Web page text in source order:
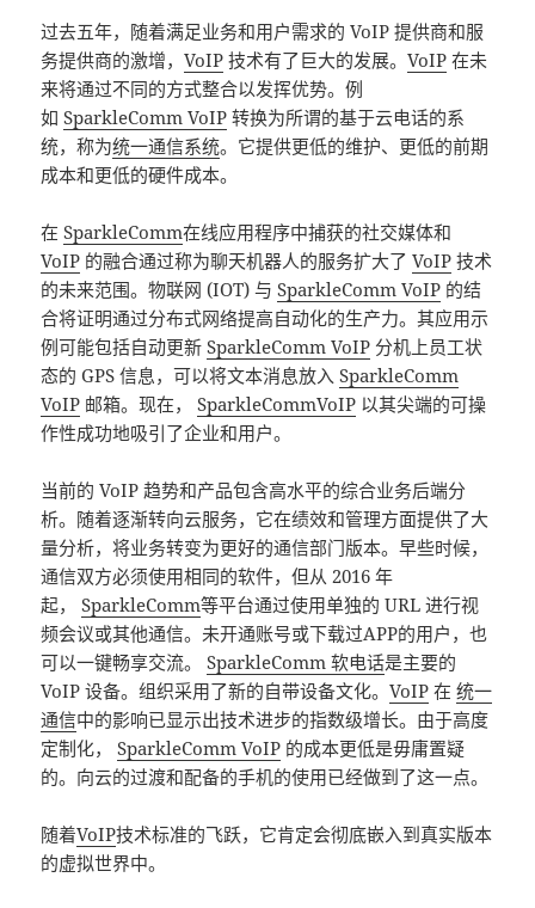
过去五年，随着满足业务和用户需求的 VoIP 提供商和服
务提供商的激增，VoIP 技术有了巨大的发展。VoIP 在未
来将通过不同的方式整合以发挥优势。例
如SparkleComm VoIP 转换为所谓的基于云电话的系
统，称为统一通信系统。它提供更低的维护、更低的前期
成本和更低的硬件成本。
在SparkleComm在线应用程序中捕获的社交媒体和
VoIP 的融合通过称为聊天机器人的服务扩大了VoIP 技术
的未来范围。物联网 (IOT) 与SparkleComm VoIP 的结
合将证明通过分布式网络提高自动化的生产力。其应用示
例可能包括自动更新SparkleComm VoIP 分机上员工状
态的 GPS 信息，可以将文本消息放入SparkleComm
VoIP 邮箱。现在，SparkleCommVoIP 以其尖端的可操
作性成功地吸引了企业和用户。
当前的 VoIP 趋势和产品包含高水平的综合业务后端分
析。随着逐渐转向云服务，它在绩效和管理方面提供了大
量分析，将业务转变为更好的通信部门版本。早些时候，
通信双方必须使用相同的软件，但从 2016 年
起，SparkleComm等平台通过使用单独的 URL 进行视
频会议或其他通信。未开通账号或下载过APP的用户，也
可以一键畅享交流。SparkleComm 软电话是主要的
VoIP 设备。组织采用了新的自带设备文化。VoIP 在统一
通信中的影响已显示出技术进步的指数级增长。由于高度
定制化，SparkleComm VoIP 的成本更低是毋庸置疑
的。向云的过渡和配备的手机的使用已经做到了这一点。
随着VoIP技术标准的飞跃，它肯定会彻底嵌入到真实版本
的虚拟世界中。